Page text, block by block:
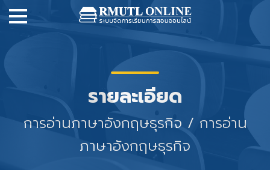
รายละเอียด
การอ่านภาษาอังกฤษธุรกิจ / การอ่าน
ภาษาอังกฤษธุรกิจ